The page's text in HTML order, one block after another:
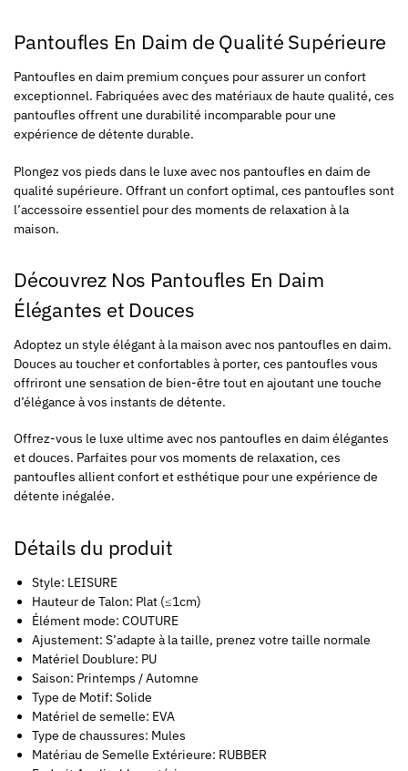
Pantoufles En Daim de Qualité Supérieure
Pantoufles en daim premium conçues pour assurer un confort
exceptionnel. Fabriquées avec des matériaux de haute qualité, ces
pantoufles offrent une durabilité incomparable pour une
expérience de détente durable.
Plongez vos pieds dans le luxe avec nos pantoufles en daim de
qualité supérieure. Offrant un confort optimal, ces pantoufles sont
l’accessoire essentiel pour des moments de relaxation à la
maison.
Découvrez Nos Pantoufles En Daim
Élégantes et Douces
Adoptez un style élégant à la maison avec nos pantoufles en daim.
Douces au toucher et confortables à porter, ces pantoufles vous
offriront une sensation de bien-être tout en ajoutant une touche
d’élégance à vos instants de détente.
Offrez-vous le luxe ultime avec nos pantoufles en daim élégantes
et douces. Parfaites pour vos moments de relaxation, ces
pantoufles allient confort et esthétique pour une expérience de
détente inégalée.
Détails du produit
Style: LEISURE
Hauteur de Talon: Plat (≤1cm)
Élément mode: COUTURE
Ajustement: S’adapte à la taille, prenez votre taille normale
Matériel Doublure: PU
Saison: Printemps / Automne
Type de Motif: Solide
Matériel de semelle: EVA
Type de chaussures: Mules
Matériau de Semelle Extérieure: RUBBER